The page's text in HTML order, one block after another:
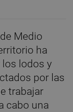
Medio
ha
los lodos y
por las
trabajar
cabo una